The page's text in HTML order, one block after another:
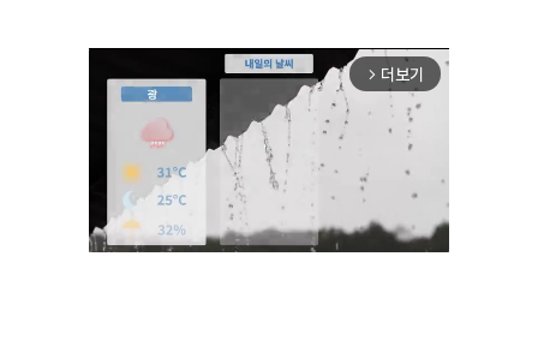
arrow_forward_ios 더보기